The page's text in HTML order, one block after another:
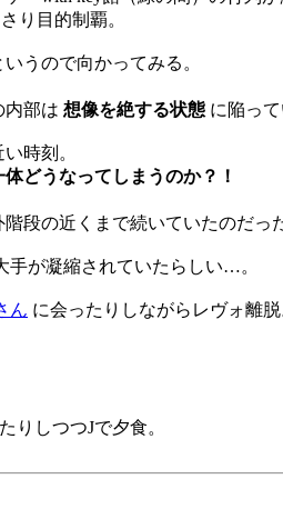
り目的制覇。
うので向かってみる。
内部は 想像を絶する状態 に陥っ
時刻。
どうなってしまうのか？！
段の近くまで続いていたのだっ
手が凝縮されていたらしい…。
ん に会ったりしながらレヴォ離脱
りしつつJで夕食。